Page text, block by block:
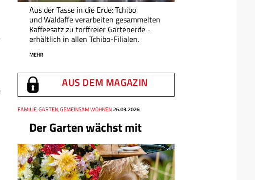
Aus der Tasse in die Erde: Tchibo
und Waldaffe verarbeiten gesammelten
Kaffeesatz zu torffreier Gartenerde -
erhältlich in allen Tchibo-Filialen.
MEHR
AUS DEM MAGAZIN
Der Garten wächst mit
Thema
FAMILIE, GARTEN, GEMEINSAM WOHNEN
Datum 26.03.2026